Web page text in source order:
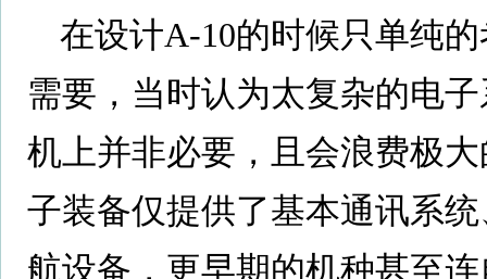
在设计A-10的时候只单纯
需要，当时认为太复杂的电
机上并非必要，且会浪费极
子装备仅提供了基本通讯系
航设备，更早期的机种甚至